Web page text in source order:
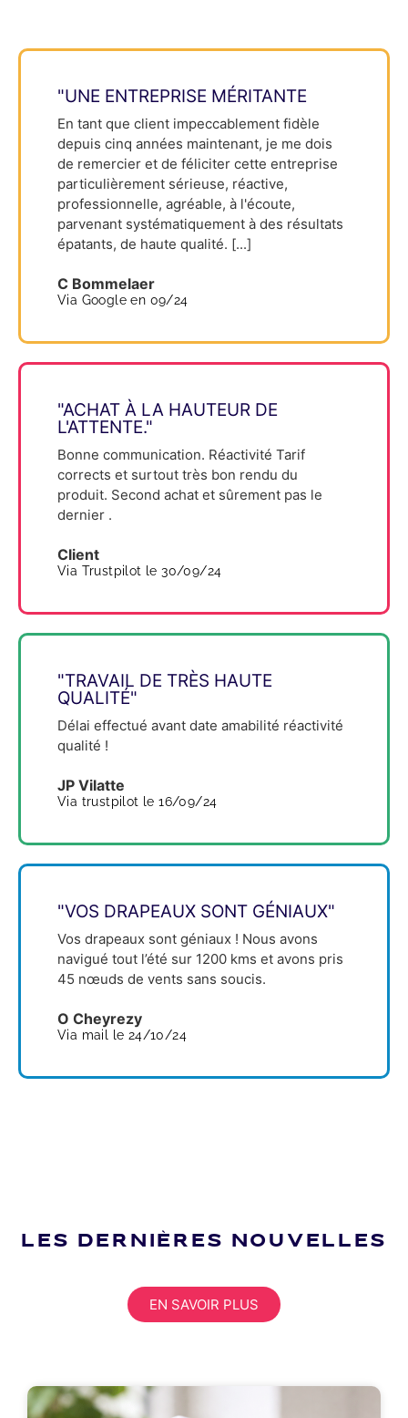
"UNE ENTREPRISE MÉRITANTE
En tant que client impeccablement fidèle
depuis cinq années maintenant, je me dois
de remercier et de féliciter cette entreprise
particulièrement sérieuse, réactive,
professionnelle, agréable, à l'écoute,
parvenant systématiquement à des résultats
épatants, de haute qualité. [...]
C Bommelaer
Via Google en 09/24
"ACHAT À LA HAUTEUR DE
L'ATTENTE."
Bonne communication. Réactivité Tarif
corrects et surtout très bon rendu du
produit. Second achat et sûrement pas le
dernier .
Client
Via Trustpilot le 30/09/24
"TRAVAIL DE TRÈS HAUTE
QUALITÉ"
Délai effectué avant date amabilité réactivité
qualité !
JP Vilatte
Via trustpilot le 16/09/24
"VOS DRAPEAUX SONT GÉNIAUX"
Vos drapeaux sont géniaux ! Nous avons
navigué tout l’été sur 1200 kms et avons pris
45 nœuds de vents sans soucis.
O Cheyrezy
Via mail le 24/10/24
LES DERNIÈRES NOUVELLES
EN SAVOIR PLUS